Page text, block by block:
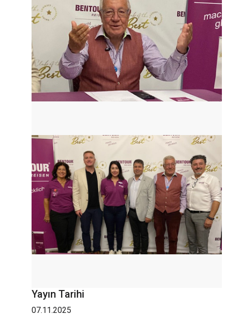
Yayın Tarihi
07.11.2025